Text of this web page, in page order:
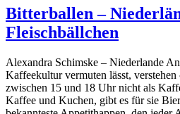
Bitterballen –
Fleischbällchen
Alexandra Schimske – Niederlande
Kaffeekultur vermuten lässt,
zwischen 15 und 18 Uhr nicht als
Kaffee und Kuchen, gibt es für sie